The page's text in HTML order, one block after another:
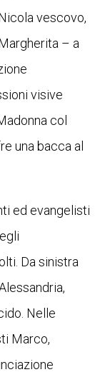
vescovo,
– a
visive
col
una bacca al
ed evangelisti
Da sinistra
Nelle
Marco,